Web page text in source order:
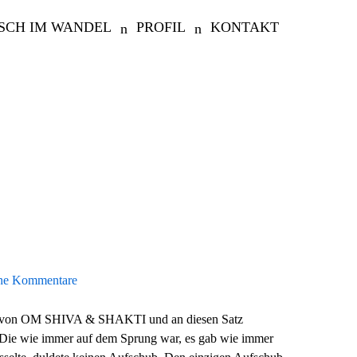
IM WANDEL PROFIL KONTAKT
Kommentare
von OM SHIVA & SHAKTI und an diesen Satz
wie immer auf dem Sprung war, es gab wie immer